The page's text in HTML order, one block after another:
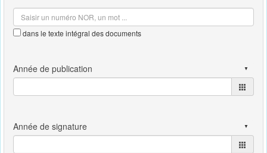
dans le texte intégral des documents